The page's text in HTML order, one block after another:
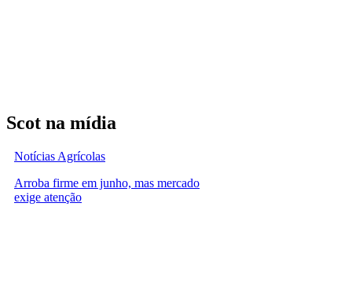
Scot na mídia
Notícias Agrícolas
Arroba firme em junho, mas mercado
exige atenção